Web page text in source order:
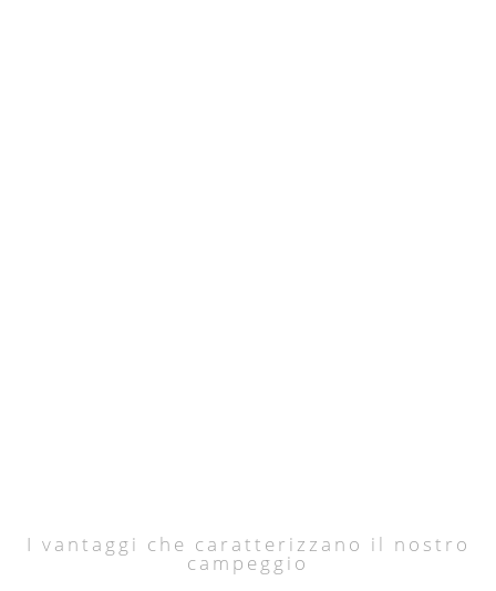
I vantaggi che caratterizzano il nostro
campeggio